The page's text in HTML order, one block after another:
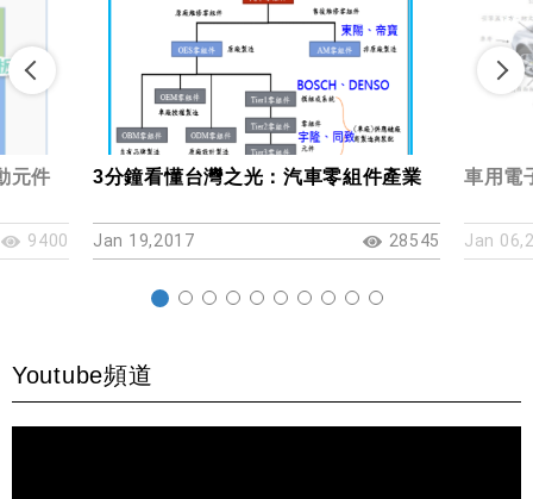
元件
9400
3分鐘看懂台灣之光：汽車零組件產業
Jan 19,2017 28545
車用電
Jan
Youtube頻道